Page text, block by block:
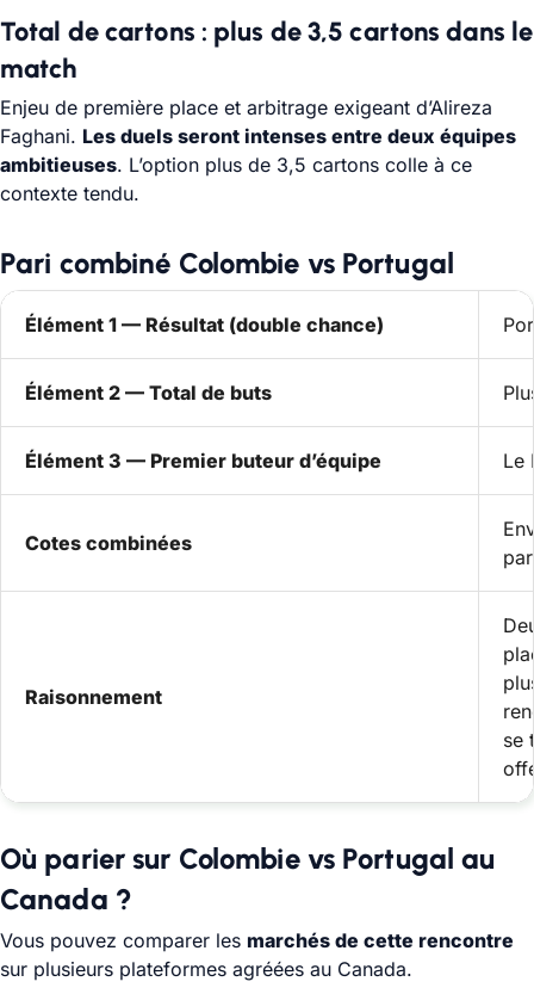
Total de cartons : plus de 3,5 cartons dans le
match
Enjeu de première place et arbitrage exigeant d’Alireza
Faghani. Les duels seront intenses entre deux équipes
ambitieuses. L’option plus de 3,5 cartons colle à ce
contexte tendu.
Pari combiné Colombie vs Portugal
Élément 1 — Résultat (double chance)
Élément 2 — Total de buts
Élément 3 — Premier buteur d’équipe Le
Cotes combinées
Raisonnement
se
Où parier sur Colombie vs Portugal au
Canada ?
Vous pouvez comparer les marchés de cette rencontre
sur plusieurs plateformes agréées au Canada.